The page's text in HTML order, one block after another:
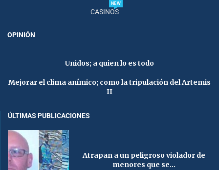
CASINOS
NEW
OPINIÓN
Unidos; a quien lo es todo
Mejorar el clima anímico; como la tripulación del Artemis
II
ÚLTIMAS PUBLICACIONES
Atrapan a un peligroso violador de
menores que se...